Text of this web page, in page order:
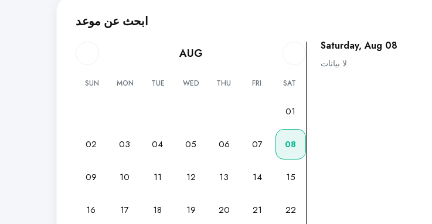
ابحث عن موعد
AUG
SUN MON TUE WED THU FRI SAT
01
02 03 04 05 06 07 08
09 10 11 12 13 14 15
16 17 18 19 20 21 22
Saturday, Aug 08
لا بيانات